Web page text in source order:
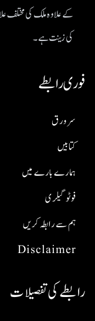
کے علاوہ ملک کی مختلف
کی زینت ہے۔
فوری رابطے
Disclaimer
ہم سے رابطہ کریں
فوٹو گیلری
ہمارے بارے میں
کتابیں
سر ورق
رابطے کی تفصیلات